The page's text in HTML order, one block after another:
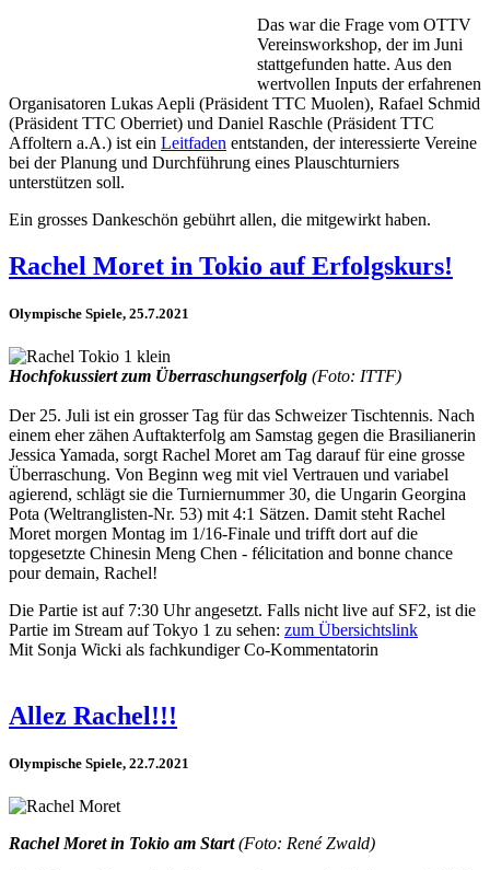
Das war die Frage vom OTTV
Vereinsworkshop, der im Juni
stattgefunden hatte. Aus den
wertvollen Inputs der erfahrenen
Organisatoren Lukas Aepli (Präsident TTC Muolen), Rafael Schmid
(Präsident TTC Oberriet) und Daniel Raschle (Präsident TTC
Affoltern a.A.) ist ein Leitfaden entstanden, der interessierte Vereine
bei der Planung und Durchführung eines Plauschturniers
unterstützen soll.
Ein grosses Dankeschön gebührt allen, die mitgewirkt haben.
Rachel Moret in Tokio auf Erfolgskurs!
Olympische Spiele, 25.7.2021
Hochfokussiert zum Überraschungserfolg (Foto: ITTF)
Der 25. Juli ist ein grosser Tag für das Schweizer Tischtennis. Nach
einem eher zähen Auftakterfolg am Samstag gegen die Brasilianerin
Jessica Yamada, sorgt Rachel Moret am Tag darauf für eine grosse
Überraschung. Von Beginn weg mit viel Vertrauen und variabel
agierend, schlägt sie die Turniernummer 30, die Ungarin Georgina
Pota (Weltranglisten-Nr. 53) mit 4:1 Sätzen. Damit steht Rachel
Moret morgen Montag im 1/16-Finale und trifft dort auf die
topgesetzte Chinesin Meng Chen - félicitation and bonne chance
pour demain, Rachel!
Die Partie ist auf 7:30 Uhr angesetzt. Falls nicht live auf SF2, ist die
Partie im Stream auf Tokyo 1 zu sehen: zum Übersichtslink
Mit Sonja Wicki als fachkundiger Co-Kommentatorin
Allez Rachel!!!
Olympische Spiele, 22.7.2021
Rachel Moret in Tokio am Start(Foto: René Zwald)